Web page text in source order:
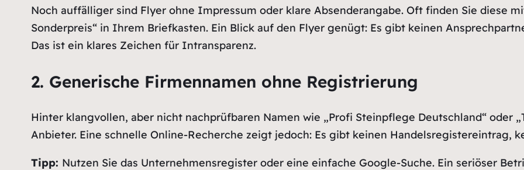
Noch auffälliger sind Flyer ohne Impressum oder klare Absenderangabe. Oft finden Sie diese
Sonderpreis“ in Ihrem Briefkasten. Ein Blick auf den Flyer genügt: Es gibt keinen
Das ist ein klares Zeichen für Intransparenz.
2. Generische Firmennamen ohne Registrierung
Hinter klangvollen, aber nicht nachprüfbaren Namen wie „Profi Steinpflege Deutschland“ oder
Anbieter. Eine schnelle Online-Recherche zeigt jedoch: Es gibt keinen Handelsregistereintrag,
Tipp: Nutzen Sie das Unternehmensregister oder eine einfache Google-Suche. Ein seriöser